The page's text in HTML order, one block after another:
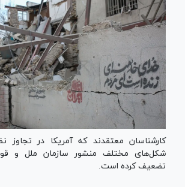
کارشناسان معتقدند که آمریکا در تجاوز
شکل‌های مختلف منشور سازمان ملل و
تضعیف کرده است.